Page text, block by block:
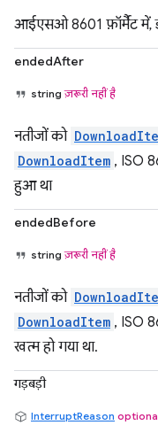
आईएसओ 8601 फ़ॉर्मैट में,
endedAfter
stringज़रूरी नहीं है
नतीजों को
DownloadItem , ISO
हुआ था
endedBefore
stringज़रूरी नहीं है
नतीजों को
DownloadItem , ISO
खत्म हो गया था.
गड़बड़ी
InterruptReason